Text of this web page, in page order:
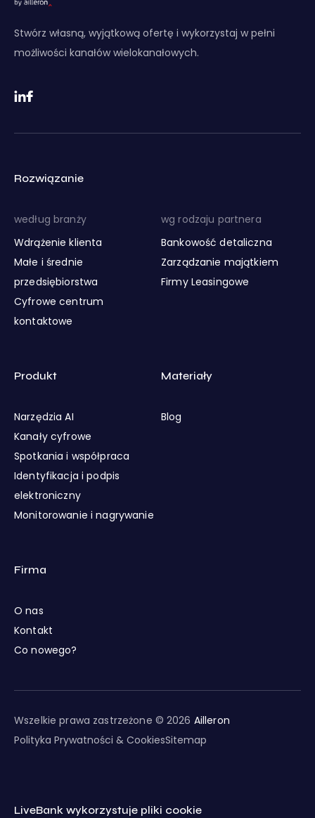
Stwórz własną, wyjątkową ofertę i wykorzystaj w pełni
możliwości kanałów wielokanałowych.
Rozwiązanie
według branży
Wdrążenie klienta
Małe i średnie
przedsiębiorstwa
Cyfrowe centrum
kontaktowe
wg rodzaju partnera
Bankowość detaliczna
Zarządzanie majątkiem
Firmy Leasingowe
Produkt
Narzędzia AI
Kanały cyfrowe
Spotkania i współpraca
Identyfikacja i podpis
elektroniczny
Monitorowanie i nagrywanie
Materiały
Blog
Firma
O nas
Kontakt
Co nowego?
Wszelkie prawa zastrzeżone © 2026 Ailleron
Polityka Prywatności & CookiesSitemap
LiveBank wykorzystuje pliki cookie